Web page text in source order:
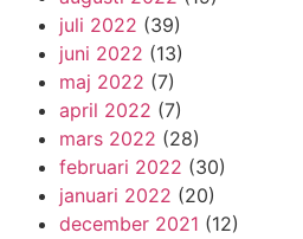
juli 2022 (39)
juni 2022 (13)
maj 2022 (7)
april 2022 (7)
mars 2022 (28)
februari 2022 (30)
januari 2022 (20)
december 2021 (12)